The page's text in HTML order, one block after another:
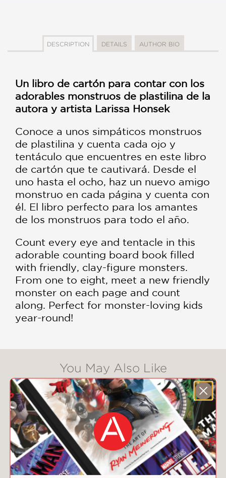
DESCRIPTION DETAILS AUTHOR BIO
Un libro de cartón para contar con los
adorables monstruos de plastilina de la
autora y artista Larissa Honsek
Conoce a unos simpáticos monstruos
de plastilina y cuenta cada ojo y
tentáculo que encuentres en este libro
de cartón que te cautivará. Desde el
uno hasta el ocho, haz un nuevo amigo
monstruo en cada página y cuenta con
él. El libro perfecto para los amantes
de los monstruos para todo el año.
Count every eye and tentacle in this
adorable counting board book filled
with friendly, clay-figure monsters.
From one to eight, meet a new friendly
monster on each page and count
along. Perfect for monster-loving kids
year-round!
You May Also Like